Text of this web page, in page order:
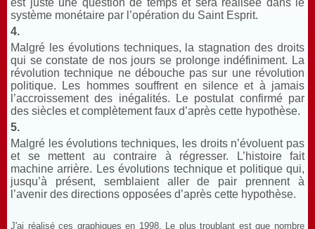
système monétaire par l’opération du Saint Esprit.
4.
Malgré les évolutions techniques, la stagnation des droits
qui se constate de nos jours se prolonge indéfiniment. La
révolution technique ne débouche pas sur une révolution
politique. Les hommes souffrent en silence et à jamais
l’accroissement des inégalités. Le postulat confirmé par
des siècles et complètement faux d’après cette hypothèse.
5.
Malgré les évolutions techniques, les droits n’évoluent pas
et se mettent au contraire à régresser. L’histoire fait
machine arrière. Les évolutions technique et politique qui,
jusqu’à présent, semblaient aller de pair prennent à
l’avenir des directions opposées d’après cette hypothèse.
J'ai réalisé ces graphiques en 1998. Le plus troublant est que nombre